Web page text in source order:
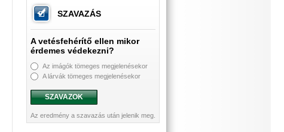
SZAVAZÁS
A vetésfehérítő ellen mikor
érdemes védekezni?
Az imágók tömeges megjelenésekor
A lárvák tömeges megjelenésekor
SZAVAZOK
Az eredmény a szavazás után jelenik meg.